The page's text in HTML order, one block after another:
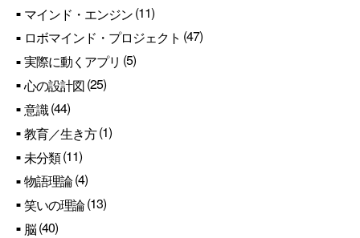
マインド・エンジン(11)
ロボマインド・プロジェクト (47)
実際に動くアプリ (5)
心の設計図(25)
意識(44)
教育／生き方(1)
未分類(11)
物語理論(4)
笑いの理論(13)
脳(40)